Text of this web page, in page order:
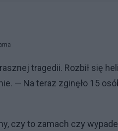
tragedii. Rozbił się
— Na teraz zginęło 15
czy to zamach czy